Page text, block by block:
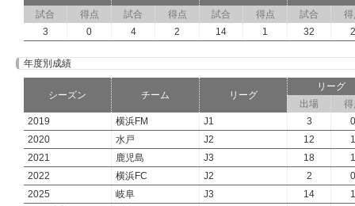
試合
得点 試合 得点 試合 得点 試合
得
3
0 4 2 14 1 32 2
年度別成績
シーズン チーム リーグ
リーグ
出場
得
2019
横浜FM J1 3
0
2020
水戸 J2 12
1
2021
鹿児島 J3 18
1
2022
横浜FC J2 2
0
2025
岐阜 J3 14
1